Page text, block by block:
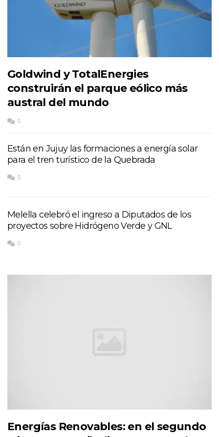
Goldwind y TotalEnergies
construirán el parque eólico más
austral del mundo
0
Están en Jujuy las formaciones a energía solar
para el tren turístico de la Quebrada
0
Melella celebró el ingreso a Diputados de los
proyectos sobre Hidrógeno Verde y GNL
0
Energías Renovables: en el segundo